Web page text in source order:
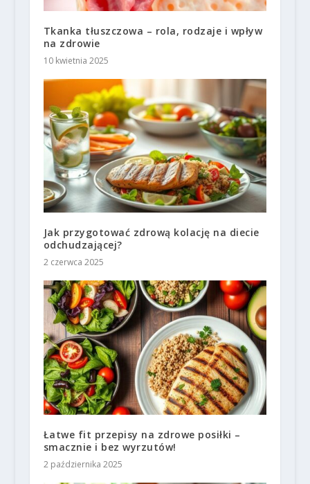
Tkanka tłuszczowa – rola, rodzaje i wpływ
na zdrowie
10 kwietnia 2025
Jak przygotować zdrową kolację na diecie
odchudzającej?
2 czerwca 2025
Łatwe fit przepisy na zdrowe posiłki –
smacznie i bez wyrzutów!
2 października 2025